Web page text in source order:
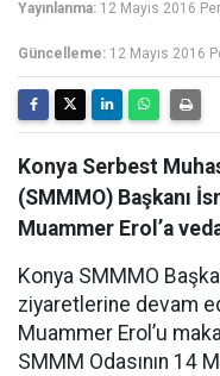
Yayınlanma: 12 Mayıs 2016
Güncelleme: 12 Mayıs 2016
Konya Serbest
(SMMMO) Başkanı
Muammer Erol’a
Konya SMMMO
ziyaretlerine devam
Muammer Erol’u
SMMM Odasının 14